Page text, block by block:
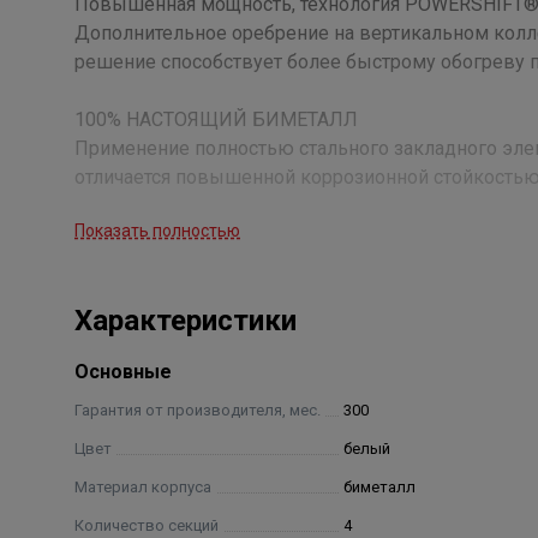
Дополнительное оребрение на вертикальном
решение способствует более быстрому
100% НАСТОЯЩИЙ БИМЕТАЛЛ
Применение полностью стального закладного
отличается повышенной коррозионной
покрытия повышает антикоррозийную стойкость и
Сверхстойкая 7-этапная нано-покраска
Нанесение экологически чистых нано-красок
гарантирует стойкость к механическим
Показать полностью
Характеристики
Основные
Гарантия от производителя, мес. 300
Цвет белый
Материал корпуса биметалл
Количество секций 4